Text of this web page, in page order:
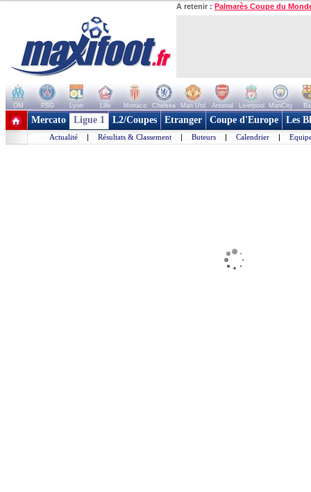
A retenir : Palmarès Coupe du
OM PSG Lyon Lille Monaco Chelsea Man Utd Arsenal Liverpool ManCity
+ de clubs
Mercato Ligue 1 L2/Coupes Etranger Coupe d'Europe Les
Actualité | Résultats & Classement | Buteurs | Calendrier |